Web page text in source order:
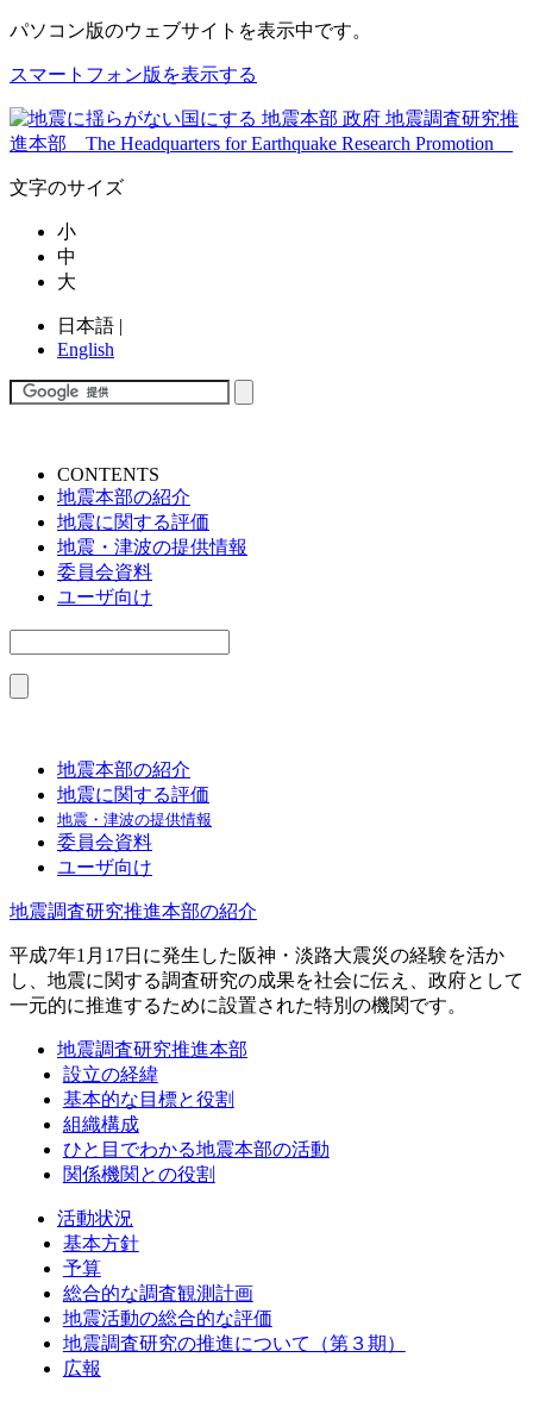
パソコン版のウェブサイトを表示中です。
スマートフォン版を表示する
文字のサイズ
小
中
大
日本語 |
English
CONTENTS
地震本部の紹介
地震に関する評価
地震・津波の提供情報
委員会資料
ユーザ向け
地震本部の紹介
地震に関する評価
地震・津波の提供情報
委員会資料
ユーザ向け
地震調査研究推進本部の紹介
平成7年1月17日に発生した阪神・淡路大震災の経験を活か
し、地震に関する調査研究の成果を社会に伝え、政府として
一元的に推進するために設置された特別の機関です。
地震調査研究推進本部
設立の経緯
基本的な目標と役割
組織構成
ひと目でわかる地震本部の活動
関係機関との役割
活動状況
基本方針
予算
総合的な調査観測計画
地震活動の総合的な評価
地震調査研究の推進について（第３期）
広報